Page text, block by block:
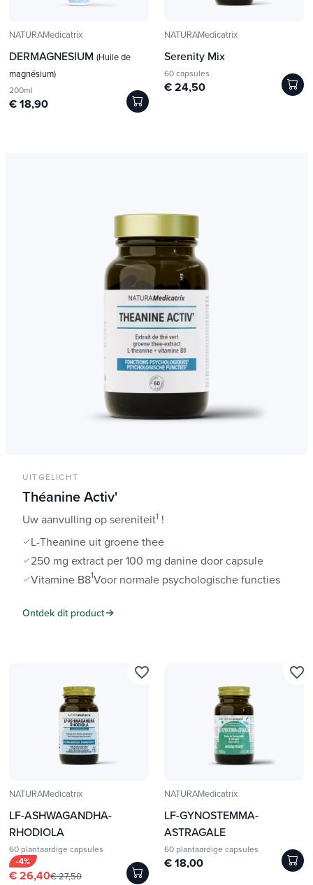
NATURAMedicatrix
DERMAGNESIUM (Huile de
magnésium)
200ml
€ 18,90
NATURAMedicatrix
Serenity Mix
60 capsules
€ 24,50
UITGELICHT
Théanine Activ'
Uw aanvulling op sereniteit1 !
L-Theanine uit groene thee
250 mg extract per 100 mg danine door capsule
Vitamine B81Voor normale psychologische functies
Ontdek dit product
NATURAMedicatrix
LF-ASHWAGANDHA-
RHODIOLA
60 plantaardige capsules
-4%
€ 26,40€ 27,50
favorite_border
NATURAMedicatrix
LF-GYNOSTEMMA-
ASTRAGALE
60 plantaardige capsules
€ 18,00
favorite_border